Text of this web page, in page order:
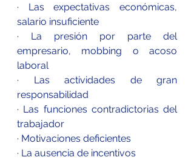
· Las expectativas económicas,
salario insuficiente
· La presión por parte del
empresario, mobbing o acoso
laboral
· Las actividades de gran
responsabilidad
· Las funciones contradictorias del
trabajador
· Motivaciones deficientes
· La ausencia de incentivos